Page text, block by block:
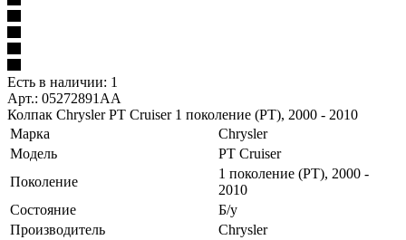
Есть в наличии: 1
Арт.: 05272891AA
Колпак Chrysler PT Cruiser 1 поколение (PT), 2000 - 2010
Марка
Chrysler
Модель
PT Cruiser
Поколение
1 поколение (PT), 2000 -
2010
Состояние
Б/у
Производитель
Chrysler